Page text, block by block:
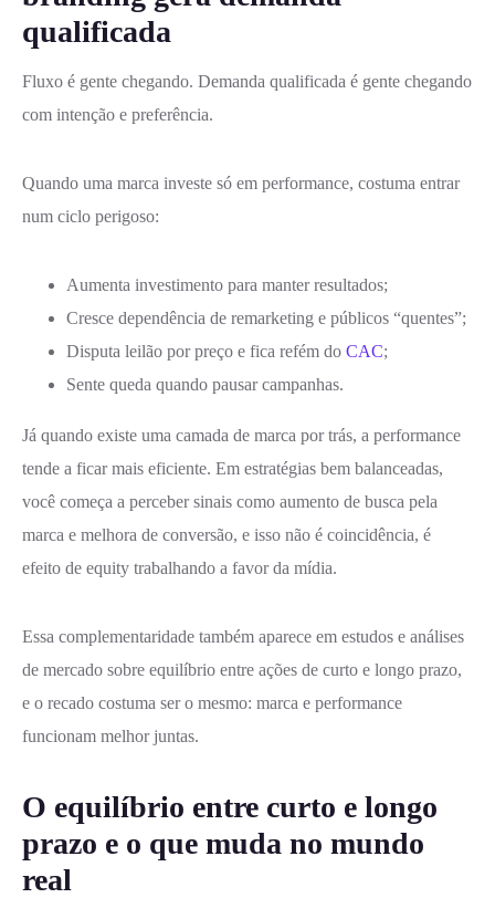
qualificada
Fluxo é gente chegando. Demanda qualificada é gente chegando
com intenção e preferência.
Quando uma marca investe só em performance, costuma entrar
num ciclo perigoso:
Aumenta investimento para manter resultados;
Cresce dependência de remarketing e públicos “quentes”;
Disputa leilão por preço e fica refém do CAC;
Sente queda quando pausar campanhas.
Já quando existe uma camada de marca por trás, a performance
tende a ficar mais eficiente. Em estratégias bem balanceadas,
você começa a perceber sinais como aumento de busca pela
marca e melhora de conversão, e isso não é coincidência, é
efeito de equity trabalhando a favor da mídia.
Essa complementaridade também aparece em estudos e análises
de mercado sobre equilíbrio entre ações de curto e longo prazo,
e o recado costuma ser o mesmo: marca e performance
funcionam melhor juntas.
O equilíbrio entre curto e longo
prazo e o que muda no mundo
real